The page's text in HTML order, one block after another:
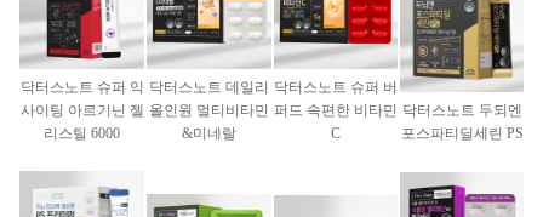
닥터스노트 슈퍼 익
사이팅 아르기닌 젤
리스틸 6000
닥터스노트 데일리
올인원 멀티비타민
&미네랄
닥터스노트 슈퍼 버
퍼드 속편한 비타민
C
닥터스노트 두되엔
포스파티딜세린 PS